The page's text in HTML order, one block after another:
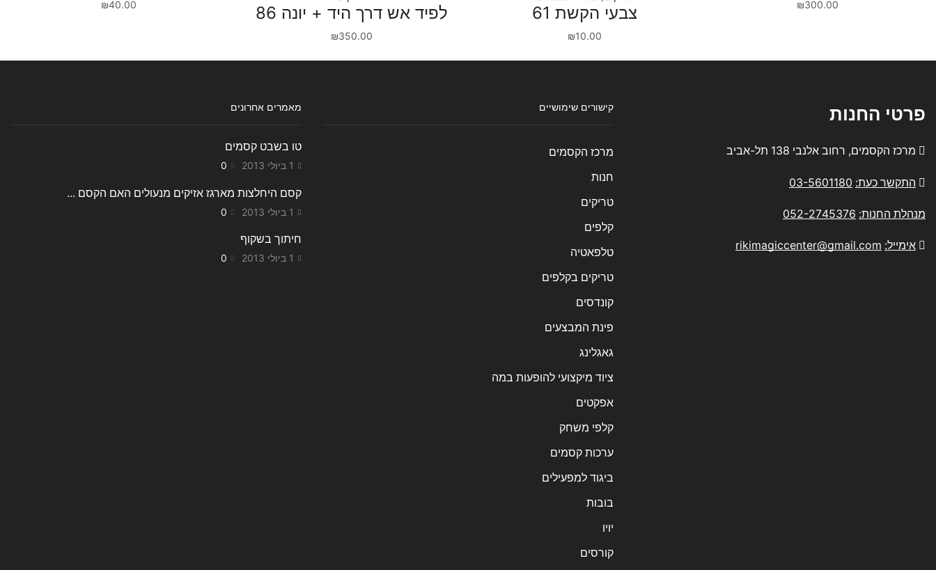
₪300.00 צבעי הקשת 61
₪10.00
לפיד אש דרך היד + יונה 86
₪350.00
₪40.00
פרטי החנות
מרכז הקסמים, רחוב אלנבי 138 תל-אביב
התקשר כעת: 03-5601180
מנהלת החנות: 052-2745376
אימייל: rikimagiccenter@gmail.com
קישורים שימושיים
מרכז הקסמים
חנות
טריקים
קלפים
טלפאטיה
טריקים בקלפים
קונדסים
פינת המבצעים
גאגלינג
ציוד מיקצועי להופעות במה
אפקטים
קלפי משחק
ערכות קסמים
ביגוד למפעילים
בובות
יויו
קורסים
מאמרים אחרונים
טו בשבט קסמים
1 ביולי 2013 0
קסם היחלצות מארגז אזיקים מנעולים האם הקסם ...
1 ביולי 2013 0
חיתוך בשקוף
1 ביולי 2013 0